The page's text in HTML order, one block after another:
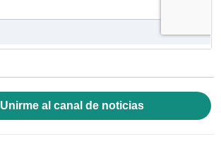
Unirme al canal de noticias